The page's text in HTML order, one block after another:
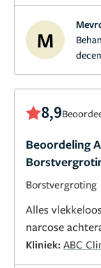
M
8,9
Beoordeling
Borstvergroting
Alles
narcose
Kliniek: ABC